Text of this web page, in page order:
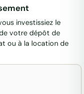
investissiez le
votre dépôt de
ou à la location de